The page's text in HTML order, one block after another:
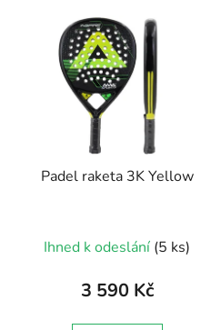
Padel raketa 3K Yellow
Ihned k odeslání (5 ks)
3 590 Kč